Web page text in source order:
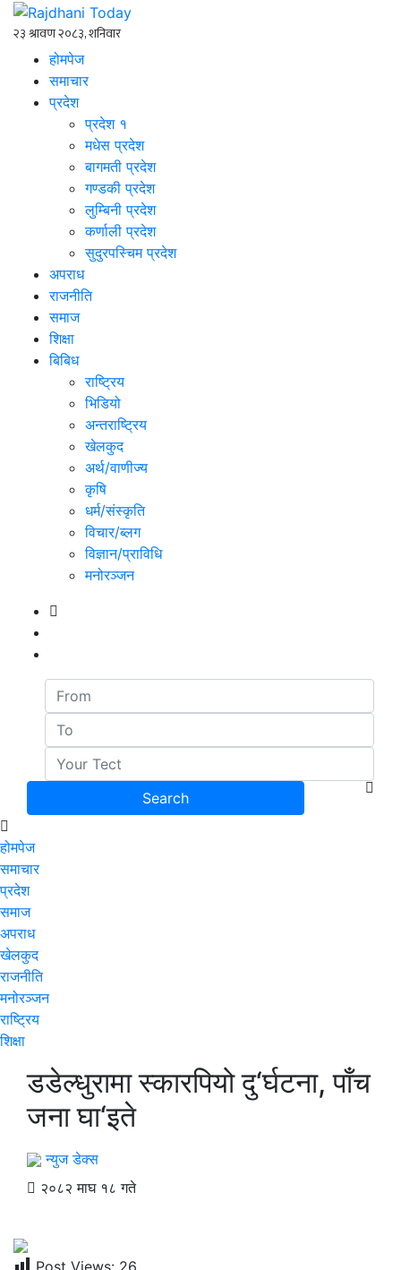
होमपेज
समाचार
प्रदेश
प्रदेश १
मधेस प्रदेश
बागमती प्रदेश
गण्डकी प्रदेश
लुम्बिनी प्रदेश
कर्णाली प्रदेश
सुदुरपस्चिम प्रदेश
अपराध
राजनीति
समाज
शिक्षा
बिबिध
राष्ट्रिय
भिडियो
अन्तराष्ट्रिय
खेलकुद
अर्थ/वाणीज्य
कृषि
धर्म/संस्कृति
विचार/ब्लग
विज्ञान/प्राविधि
मनोरञ्जन
होमपेज
समाचार
प्रदेश
समाज
अपराध
खेलकुद
राजनीति
मनोरञ्जन
राष्ट्रिय
शिक्षा
डडेल्धुरामा स्कारपियो दु‘र्घटना, पाँच
जना घा‘इते
न्युज डेक्स
२०८२ माघ १८ गते
Post Views: 26